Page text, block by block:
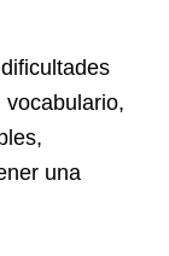
vocabulario,
una